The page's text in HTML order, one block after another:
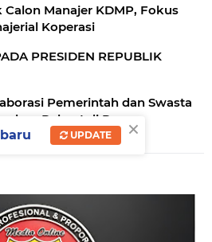
Manajer KDMP, Fokus
Koperasi
PRESIDEN REPUBLIK
Pemerintah dan Swasta
Rakyat di Papua×
UPDATE